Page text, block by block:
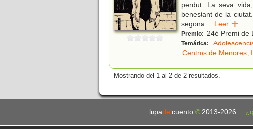
perdut. La seva
benestant de la
segona... Leer
Premio: 24è Premi de
Temática:
Centros de Menores,
Mostrando del 1 al 2 de 2 resultados.
lupadel cuento © 2013-2026